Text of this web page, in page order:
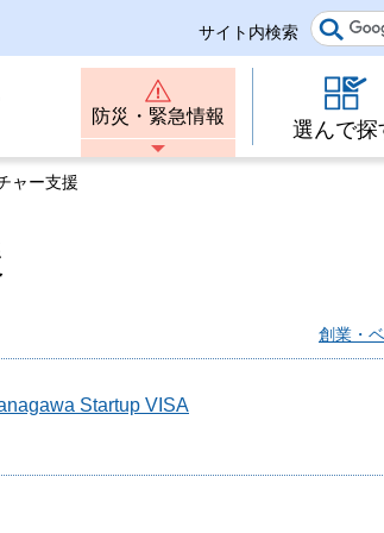
サイト内検索
防災・緊急情報
選んで探
ャー支援
創業・
Startup VISA